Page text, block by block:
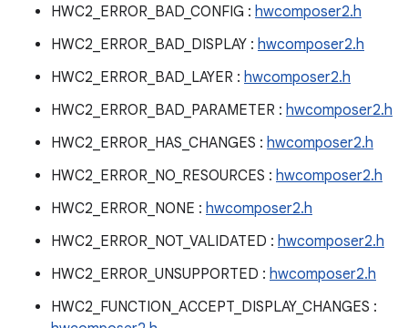
HWC2_ERROR_BAD_CONFIG : hwcomposer2.h
HWC2_ERROR_BAD_DISPLAY : hwcomposer2.h
HWC2_ERROR_BAD_LAYER : hwcomposer2.h
HWC2_ERROR_BAD_PARAMETER : hwcomposer2.h
HWC2_ERROR_HAS_CHANGES : hwcomposer2.h
HWC2_ERROR_NO_RESOURCES : hwcomposer2.h
HWC2_ERROR_NONE : hwcomposer2.h
HWC2_ERROR_NOT_VALIDATED : hwcomposer2.h
HWC2_ERROR_UNSUPPORTED : hwcomposer2.h
HWC2_FUNCTION_ACCEPT_DISPLAY_CHANGES :